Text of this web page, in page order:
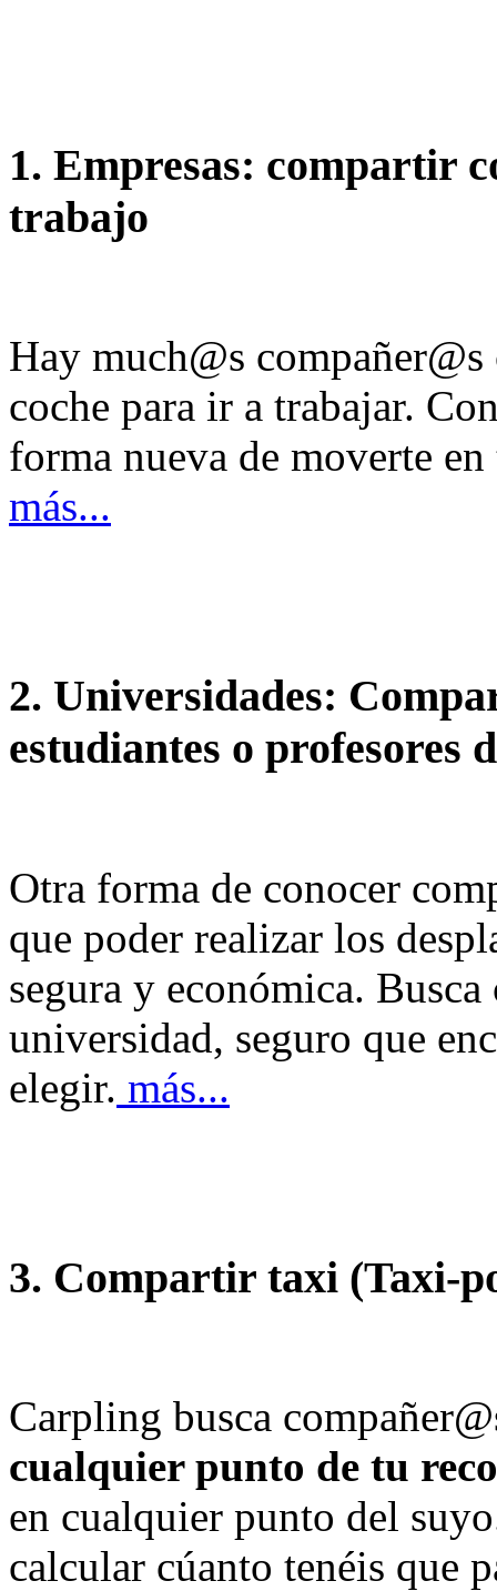
1. Empresas: compartir
trabajo
Hay much@s
coche para ir a trabajar.
forma nueva de moverte
más...
2. Universidades:
estudiantes o profesores
Otra forma de conocer
que poder realizar los
segura y económica.
universidad, seguro que
elegir. más...
3. Compartir taxi (Taxi-
Carpling busca
cualquier punto de tu
en cualquier punto del
calcular cúanto tenéis que